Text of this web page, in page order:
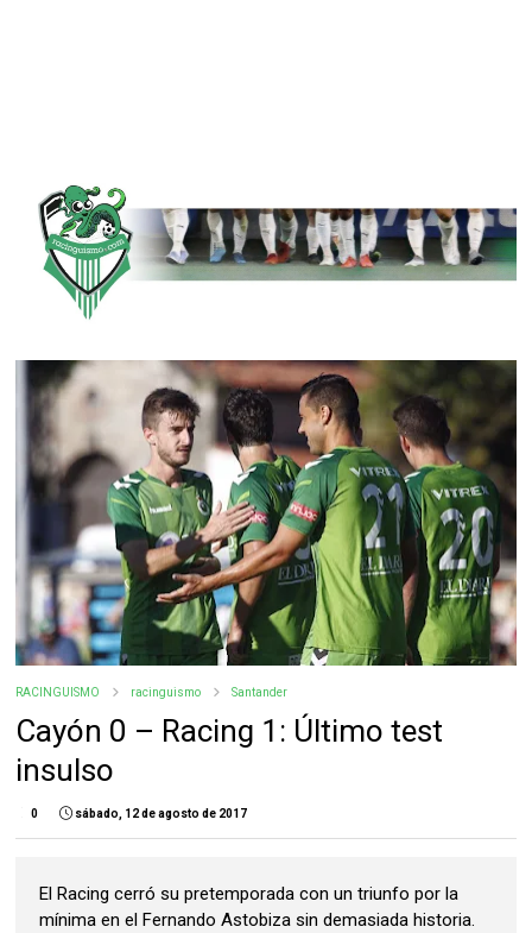
RACINGUISMO racinguismo Santander
Cayón 0 – Racing 1: Último test
insulso
0 sábado, 12 de agosto de 2017
El Racing cerró su pretemporada con un triunfo por la
mínima en el Fernando Astobiza sin demasiada historia.